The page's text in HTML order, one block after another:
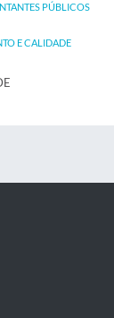
PÚBLICOS
E CALIDADE